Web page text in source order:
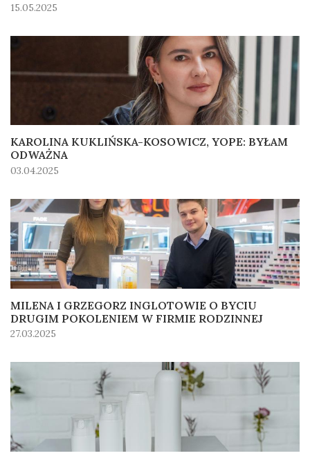
15.05.2025
KAROLINA KUKLIŃSKA-KOSOWICZ, YOPE: BYŁAM
ODWAŻNA
03.04.2025
MILENA I GRZEGORZ INGLOTOWIE O BYCIU
DRUGIM POKOLENIEM W FIRMIE RODZINNEJ
27.03.2025